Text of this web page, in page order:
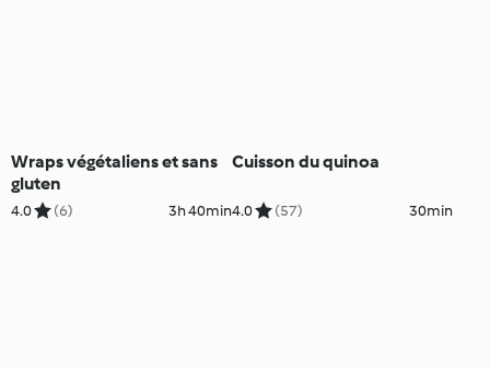
Wraps végétaliens et sans
gluten
4.0 (6) 3h 40min
Cuisson du quinoa
4.0 (57) 30min